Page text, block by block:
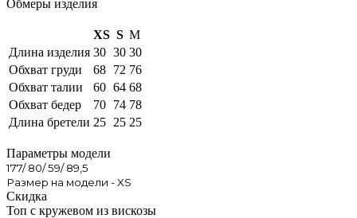
Обмеры изделия
XS S M
Длина изделия 30 30 30
Обхват груди
68 72 76
Обхват талии
60 64 68
Обхват бедер
70 74 78
Длина бретели 25 25 25
Параметры модели
177/ 80/ 59/ 89,5
Размер на модели - XS
Скидка
Топ с кружевом из вискозы